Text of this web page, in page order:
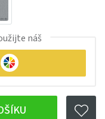
náš